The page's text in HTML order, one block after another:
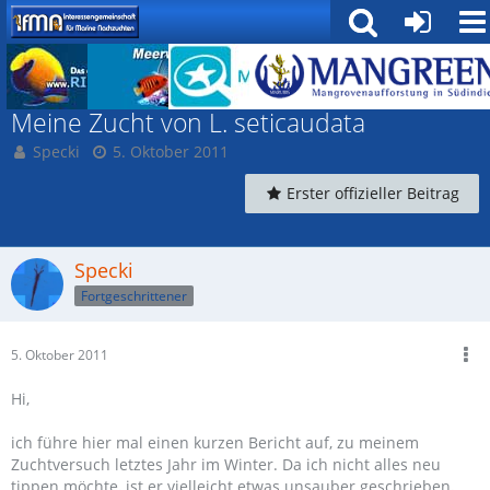
Garnelen und Krebse
Meine Zucht von L. seticaudata
Specki
5. Oktober 2011
Erster offizieller Beitrag
Specki
Fortgeschrittener
5. Oktober 2011
Hi,
ich führe hier mal einen kurzen Bericht auf, zu meinem
Zuchtversuch letztes Jahr im Winter. Da ich nicht alles neu